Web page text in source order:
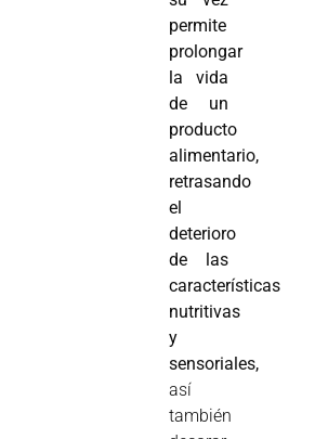
permite
prolongar
la vida
de un
producto
alimentario,
retrasando
el
deterioro
de las
características
nutritivas
y
sensoriales,
así
también